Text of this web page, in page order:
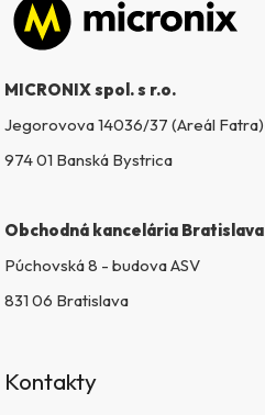
Zápätie
MICRONIX spol. s r.o.
Jegorovova 14036/37 (Areál Fatra)
974 01 Banská Bystrica
Obchodná kancelária Bratislava
Púchovská 8 - budova ASV
831 06 Bratislava
Kontakty